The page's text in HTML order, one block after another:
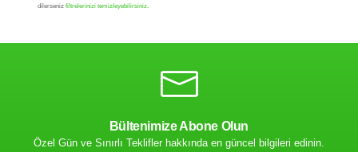
Bültenimize Abone Olun
Özel Gün ve Sınırlı Teklifler hakkında en güncel bilgileri edinin.